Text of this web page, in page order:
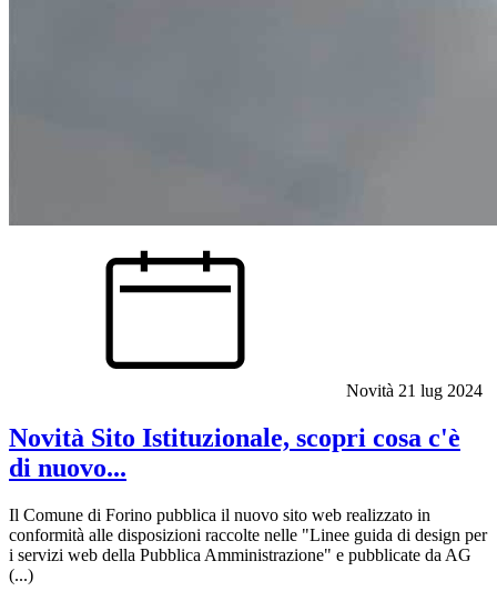
Novità 21 lug 2024
Novità Sito Istituzionale, scopri cosa c'è
di nuovo...
Il Comune di Forino pubblica il nuovo sito web realizzato in
conformità alle disposizioni raccolte nelle "Linee guida di design per
i servizi web della Pubblica Amministrazione" e pubblicate da AG
(...)